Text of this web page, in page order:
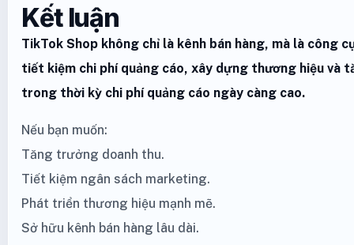
Kết luận
TikTok Shop không chỉ là kênh bán hàng, mà là công
tiết kiệm chi phí quảng cáo, xây dựng thương hiệu và
trong thời kỳ chi phí quảng cáo ngày càng cao.
Nếu bạn muốn:
Tăng trưởng doanh thu.
Tiết kiệm ngân sách marketing.
Phát triển thương hiệu mạnh mẽ.
Sở hữu kênh bán hàng lâu dài.